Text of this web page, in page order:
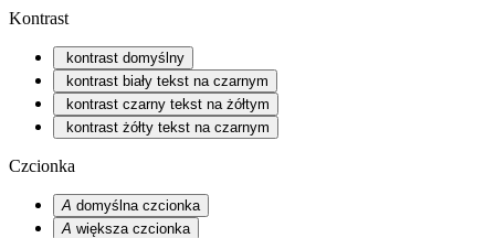
Kontrast
kontrast domyślny
kontrast biały tekst na czarnym
kontrast czarny tekst na żółtym
kontrast żółty tekst na czarnym
Czcionka
A domyślna czcionka
A większa czcionka